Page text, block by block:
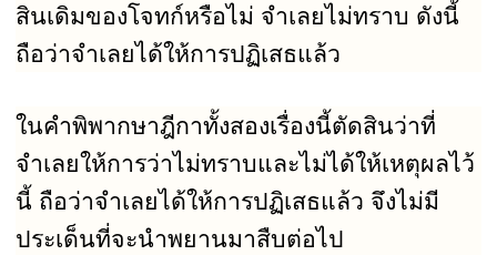
สินเดิมของโจทก์หรือไม่ จำเลยไม่ทราบ ดังนี้
ถือว่าจำเลยได้ให้การปฏิเสธแล้ว
ในคำพิพากษาฎีกาทั้งสองเรื่องนี้ตัดสินว่าที่
จำเลยให้การว่าไม่ทราบและไม่ได้ให้เหตุผลไว้
นี้ ถือว่าจำเลยได้ให้การปฏิเสธแล้ว จึงไม่มี
ประเด็นที่จะนำพยานมาสืบต่อไป